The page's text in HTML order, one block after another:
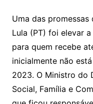
Uma das
Lula (PT) foi elevar
para quem recebe
inicialmente não
2023. O Ministro do
Social, Família e